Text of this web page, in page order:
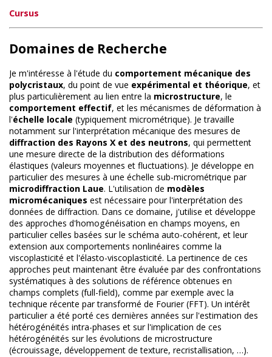
Cursus
Domaines de Recherche
Je m'intéresse à l'étude du comportement mécanique des
polycristaux, du point de vue expérimental et théorique, et
plus particulièrement au lien entre la microstructure, le
comportement effectif, et les mécanismes de déformation à
l'échelle locale (typiquement micrométrique). Je travaille
notamment sur l'interprétation mécanique des mesures de
diffraction des Rayons X et des neutrons, qui permettent
une mesure directe de la distribution des déformations
élastiques (valeurs moyennes et fluctuations). Je développe en
particulier des mesures à une échelle sub-micrométrique par
microdiffraction Laue. L'utilisation de modèles
micromécaniques est nécessaire pour l'interprétation des
données de diffraction. Dans ce domaine, j'utilise et développe
des approches d'homogénéisation en champs moyens, en
particulier celles basées sur le schéma auto-cohérent, et leur
extension aux comportements nonlinéaires comme la
viscoplasticité et l'élasto-viscoplasticité. La pertinence de ces
approches peut maintenant être évaluée par des confrontations
systématiques à des solutions de référence obtenues en
champs complets (full-field), comme par exemple avec la
technique récente par transformé de Fourier (FFT). Un intérêt
particulier a été porté ces dernières années sur l'estimation des
hétérogénéités intra-phases et sur l'implication de ces
hétérogénéités sur les évolutions de microstructure
(écrouissage, développement de texture, recristallisation, …).